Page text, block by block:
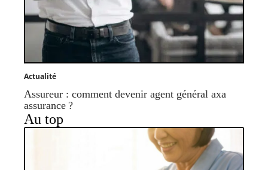
Actualité
Assureur : comment devenir agent général axa
assurance ?
Au top